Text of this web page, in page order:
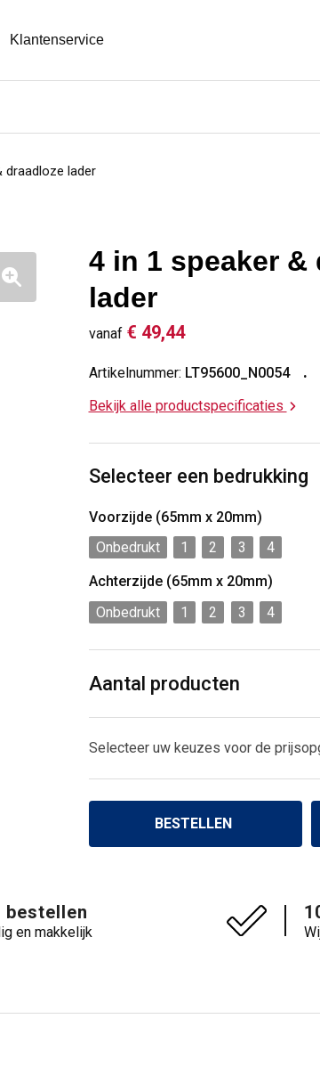
Klantenservice
draadloze lader
4 in 1 speaker &
lader
vanaf € 49,44
Artikelnummer: LT95600_N0054
Bekijk alle productspecificaties
Selecteer een bedrukking
Voorzijde (65mm x 20mm)
Onbedrukt
1 2 3
4
Achterzijde (65mm x 20mm)
Onbedrukt
1 2 3 4
Aantal producten
Selecteer uw keuzes voor de
BESTELLEN
bestellen
en makkelijk